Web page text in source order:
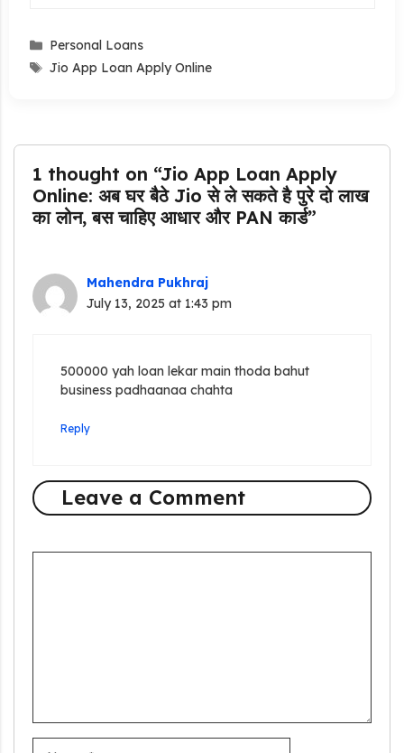
Categories
Personal Loans
Tags
Jio App Loan Apply Online
1 thought on “Jio App Loan Apply
Online: अब घर बैठे Jio से ले सकते है पुरे दो लाख
का लोन, बस चाहिए आधार और PAN कार्ड”
Mahendra Pukhraj
July 13, 2025 at 1:43 pm
500000 yah loan lekar main thoda bahut
business padhaanaa chahta
Reply
Leave a Comment